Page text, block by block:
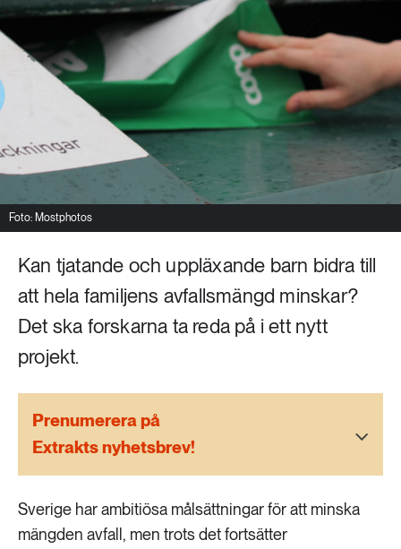
Mat & jordbruk
Skog
Social hållbarhet
Transport
Vatten
252 ARTIKLAR
Landsbygd
939 ARTIKLAR
Livsstil & konsumtion
Mat & jordbruk
262 ARTIKLAR
Skog
360 ARTIKLAR
Social hållbarhet
Transport
473 ARTIKLAR
Foto: Mostphotos
Kan tjatande och uppläxande barn bidra till
att hela familjens avfallsmängd minskar?
Det ska forskarna ta reda på i ett nytt
projekt.
Prenumerera på
Extrakts nyhetsbrev!
Sverige har ambitiösa målsättningar för att minska
mängden avfall, men trots det fortsätter